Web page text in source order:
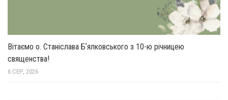
Вітаємо о. Станіслава Бʼялковського з 10-ю річницею
священства!
6 СЕР, 2026